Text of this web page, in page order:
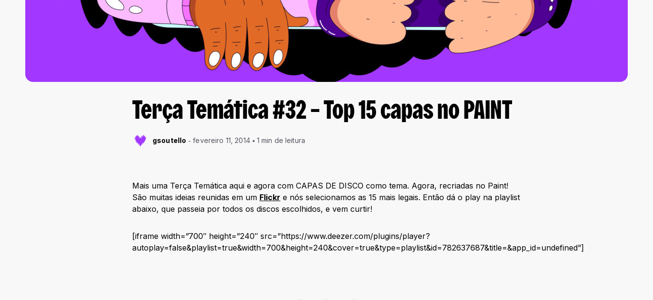
Terça Temática #32 – Top 15 capas no PAINT
gsoutello fevereiro 11, 2014 1 min de leitura
Mais uma Terça Temática aqui e agora com CAPAS DE DISCO como tema. Agora, recriadas no Paint!
São muitas ideias reunidas em um Flickr e nós selecionamos as 15 mais legais. Então dá o play na playlist
abaixo, que passeia por todos os discos escolhidos, e vem curtir!
[iframe width=”700″ height=”240″ src=”https://www.deezer.com/plugins/player?
autoplay=false&playlist=true&width=700&height=240&cover=true&type=playlist&id=782637687&title=&app_id=undefined”]